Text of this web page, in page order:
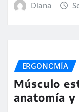
Diana
ERGONOMÍA
Músculo
anatomía